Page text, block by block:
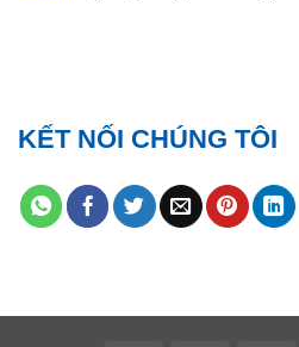
KẾT NỐI CHÚNG TÔI